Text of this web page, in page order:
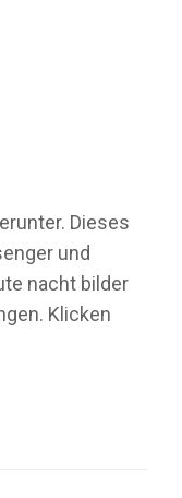
Dieses
und
nacht bilder
Klicken